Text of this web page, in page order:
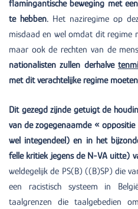
flamingantische beweging met
te hebben. Het naziregime op
misdaad en wel omdat dit regime
maar ook de rechten van de
nationalisten zullen derhalve
met dit verachtelijke regime
Dit gezegd zijnde getuigt de
van de zogegenaamde «
wel integendeel) en in het
felle kritiek jegens de N-VA uitte)
weldegelijk de PS(B) ((B)SP) die
een racistisch systeem in
taalgrenzen die taalgebedien